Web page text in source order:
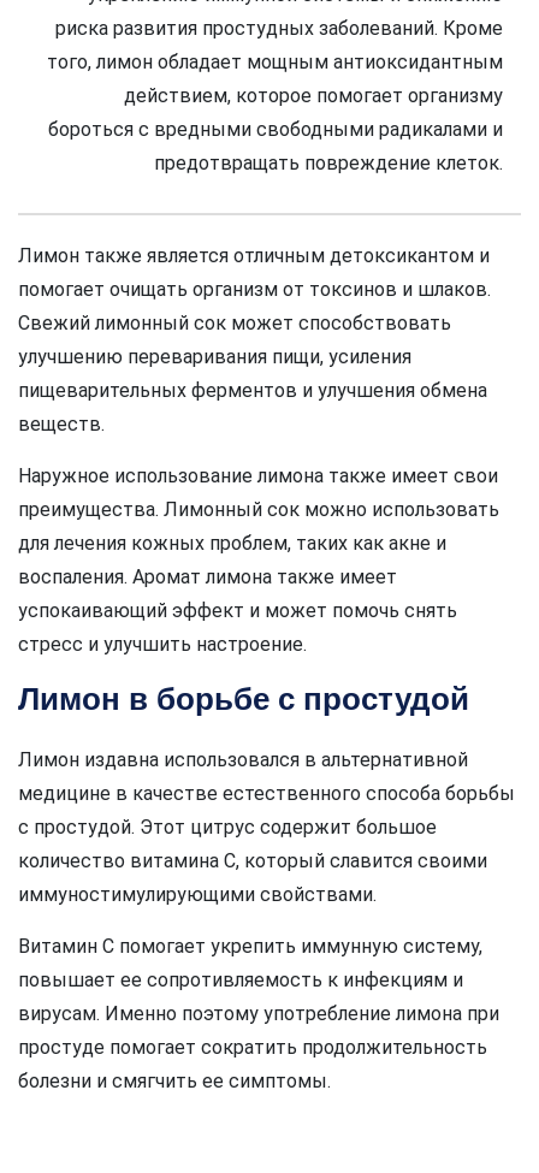
риска развития простудных заболеваний. Кроме
того, лимон обладает мощным антиоксидантным
действием, которое помогает организму
бороться с вредными свободными радикалами и
предотвращать повреждение клеток.
Лимон также является отличным детоксикантом и
помогает очищать организм от токсинов и шлаков.
Свежий лимонный сок может способствовать
улучшению переваривания пищи, усиления
пищеварительных ферментов и улучшения обмена
веществ.
Наружное использование лимона также имеет свои
преимущества. Лимонный сок можно использовать
для лечения кожных проблем, таких как акне и
воспаления. Аромат лимона также имеет
успокаивающий эффект и может помочь снять
стресс и улучшить настроение.
Лимон в борьбе с простудой
Лимон издавна использовался в альтернативной
медицине в качестве естественного способа борьбы
с простудой. Этот цитрус содержит большое
количество витамина C, который славится своими
иммуностимулирующими свойствами.
Витамин C помогает укрепить иммунную систему,
повышает ее сопротивляемость к инфекциям и
вирусам. Именно поэтому употребление лимона при
простуде помогает сократить продолжительность
болезни и смягчить ее симптомы.